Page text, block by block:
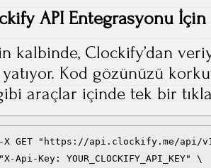
API Entegrasyonu
kalbinde, Clockify’dan
yatıyor. Kod gözünüzü
araçlar içinde tek bir
GET "https://api.clockify.me/api/
Api-Key: YOUR_CLOCKIFY_API_KEY" \